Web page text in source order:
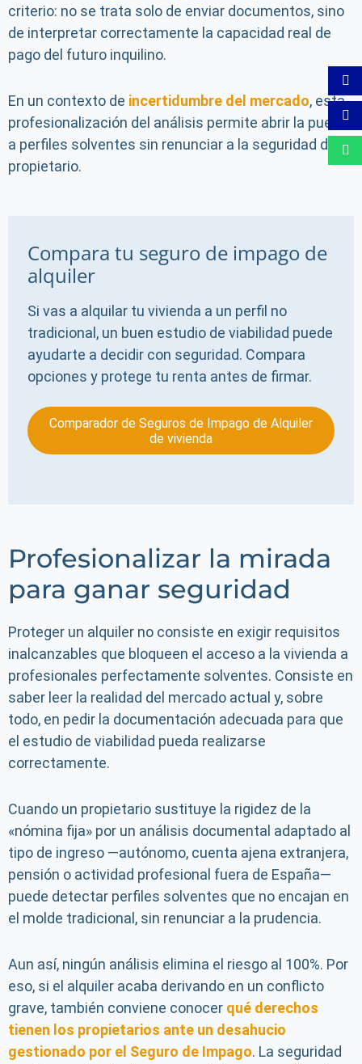
criterio: no se trata solo de enviar documentos, sino
de interpretar correctamente la capacidad real de
pago del futuro inquilino.
En un contexto de incertidumbre del mercado, esta
profesionalización del análisis permite abrir la puerta
a perfiles solventes sin renunciar a la seguridad del
propietario.
Compara tu seguro de impago de
alquiler
Si vas a alquilar tu vivienda a un perfil no
tradicional, un buen estudio de viabilidad puede
ayudarte a decidir con seguridad. Compara
opciones y protege tu renta antes de firmar.
Comparador de Seguros de Impago de Alquiler
de vivienda
Profesionalizar la mirada
para ganar seguridad
Proteger un alquiler no consiste en exigir requisitos
inalcanzables que bloqueen el acceso a la vivienda a
profesionales perfectamente solventes. Consiste en
saber leer la realidad del mercado actual y, sobre
todo, en pedir la documentación adecuada para que
el estudio de viabilidad pueda realizarse
correctamente.
Cuando un propietario sustituye la rigidez de la
«nómina fija» por un análisis documental adaptado al
tipo de ingreso —autónomo, cuenta ajena extranjera,
pensión o actividad profesional fuera de España—
puede detectar perfiles solventes que no encajan en
el molde tradicional, sin renunciar a la prudencia.
Aun así, ningún análisis elimina el riesgo al 100%. Por
eso, si el alquiler acaba derivando en un conflicto
grave, también conviene conocer qué derechos
tienen los propietarios ante un desahucio
gestionado por el Seguro de Impago. La seguridad